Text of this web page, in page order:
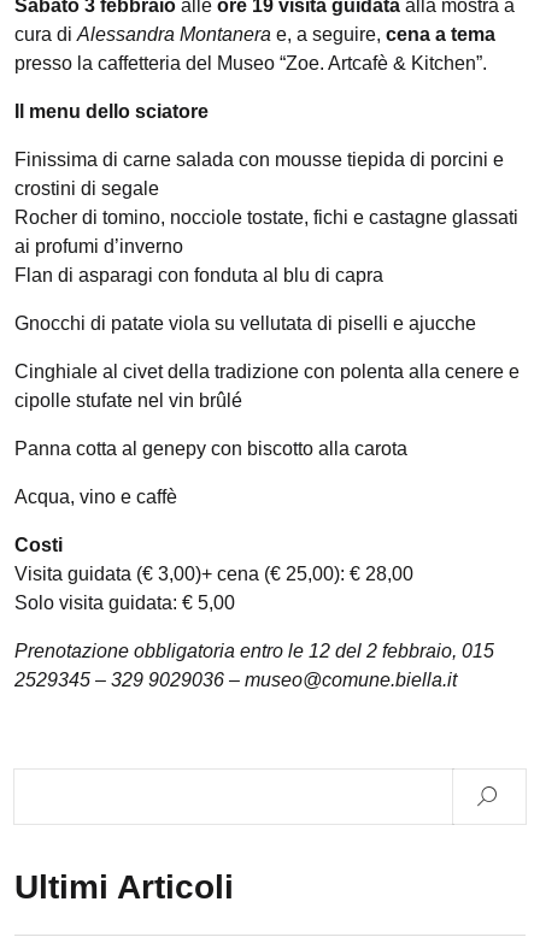
Sabato 3 febbraio alle ore 19 visita guidata alla mostra a
cura di Alessandra Montanera e, a seguire, cena a tema
presso la caffetteria del Museo “Zoe. Artcafè & Kitchen”.
Il menu dello sciatore
Finissima di carne salada con mousse tiepida di porcini e
crostini di segale
Rocher di tomino, nocciole tostate, fichi e castagne glassati
ai profumi d’inverno
Flan di asparagi con fonduta al blu di capra
Gnocchi di patate viola su vellutata di piselli e ajucche
Cinghiale al civet della tradizione con polenta alla cenere e
cipolle stufate nel vin brûlé
Panna cotta al genepy con biscotto alla carota
Acqua, vino e caffè
Costi
Visita guidata (€ 3,00)+ cena (€ 25,00): € 28,00
Solo visita guidata: € 5,00
Prenotazione obbligatoria entro le 12 del 2 febbraio, 015
2529345 – 329 9029036 – museo@comune.biella.it
Ultimi Articoli